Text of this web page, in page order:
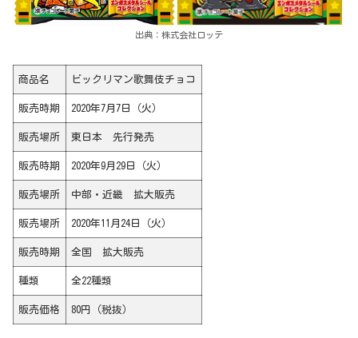
出典：株式会社ロッテ
商品名 ビックリマン歌舞伎チョコ
販売時期 2020年7月7日（火）
販売場所 東日本 先行発売
販売時期 2020年9月29日（火）
販売場所 中部・近畿 拡大販売
販売場所 2020年11月24日（火）
販売時期 全国 拡大販売
種類 全22種類
販売価格 80円（税抜）